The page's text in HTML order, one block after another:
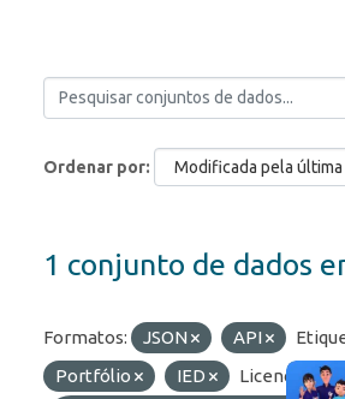
Ordenar por
1 conjunto de dados
Formatos: JSON API
Portfólio
IED
Licenças: